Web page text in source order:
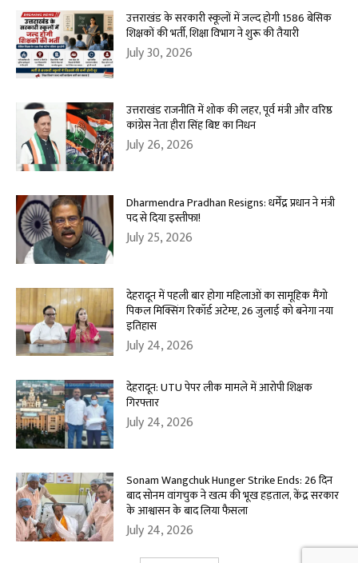
उत्तराखंड के सरकारी स्कूलों में जल्द होगी 1586 बेसिक
शिक्षकों की भर्ती, शिक्षा विभाग ने शुरू की तैयारी
July 30, 2026
उत्तराखंड राजनीति में शोक की लहर, पूर्व मंत्री और वरिष्ठ
कांग्रेस नेता हीरा सिंह बिष्ट का निधन
July 26, 2026
Dharmendra Pradhan Resigns: धर्मेंद्र प्रधान ने मंत्री
पद से दिया इस्तीफा!
July 25, 2026
देहरादून में पहली बार होगा महिलाओं का सामूहिक मैंगो
पिकल मिक्सिंग रिकॉर्ड अटेम्प्ट, 26 जुलाई को बनेगा नया
इतिहास
July 24, 2026
देहरादून: UTU पेपर लीक मामले में आरोपी शिक्षक
गिरफ्तार
July 24, 2026
Sonam Wangchuk Hunger Strike Ends: 26 दिन
बाद सोनम वांगचुक ने खत्म की भूख हड़ताल, केंद्र सरकार
के आश्वासन के बाद लिया फैसला
July 24, 2026